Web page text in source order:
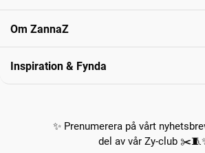
Om ZannaZ
Inspiration & Fynda
✨ Prenumerera på vårt
del av vår Zy-club